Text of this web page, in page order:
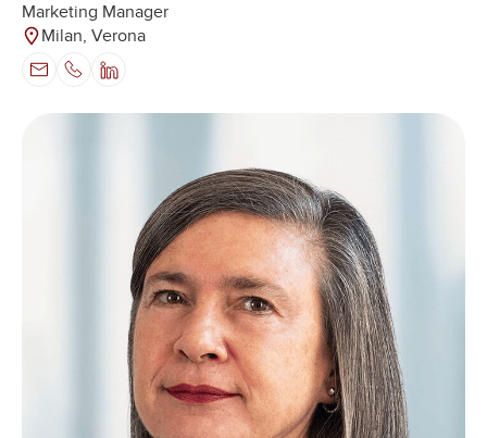
Marketing Manager
Milan, Verona